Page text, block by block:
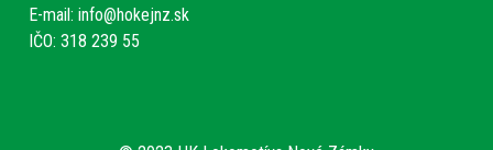
E-mail: info@hokejnz.sk
IČO: 318 239 55